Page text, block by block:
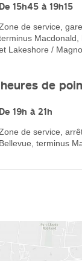
De 15h45 à 19h15
de service, gare
Macdonald,
Lakeshore /
de
De 19h à 21h
de service,
Bellevue, terminus